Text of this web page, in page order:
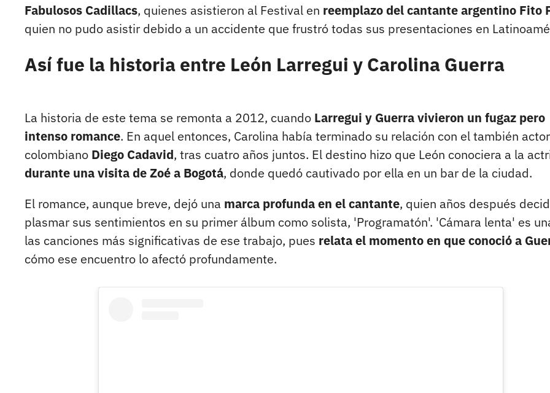
Fabulosos Cadillacs, quienes asistieron al Festival en reemplazo del cantante argentino Fito
quien no pudo asistir debido a un accidente que frustró todas sus presentaciones en
Así fue la historia entre León Larregui y Carolina Guerra
La historia de este tema se remonta a 2012, cuando Larregui y Guerra vivieron un fugaz pero
intenso romance. En aquel entonces, Carolina había terminado su relación con el también actor
colombiano Diego Cadavid, tras cuatro años juntos. El destino hizo que León conociera a la
durante una visita de Zoé a Bogotá, donde quedó cautivado por ella en un bar de la ciudad.
El romance, aunque breve, dejó una marca profunda en el cantante, quien años después
plasmar sus sentimientos en su primer álbum como solista, 'Programatón'. 'Cámara lenta' es
las canciones más significativas de ese trabajo, pues relata el momento en que conoció a
cómo ese encuentro lo afectó profundamente.